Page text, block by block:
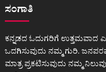
ಸಂಗಾತಿ
ಕನ್ನಡದ ಓದುಗರಿಗೆ ಉತ್ತಮವಾದ
ಒದಗಿಸುವುದು ನಮ್ಮ ಗುರಿ.
ಮಾತ್ರ ಪ್ರಕಟಿಸುವುದು ನಮ್ಮ